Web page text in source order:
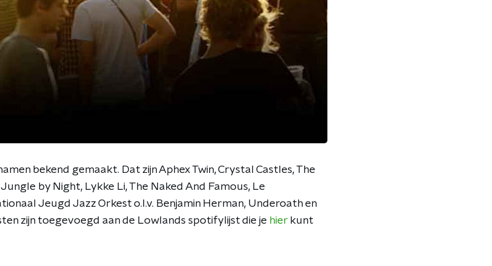
bekend gemaakt. Dat zijn Aphex Twin, Crystal Castles, The
by Night, Lykke Li, The Naked And Famous, Le
Jeugd Jazz Orkest o.l.v. Benjamin Herman, Underoath en
zijn toegevoegd aan de Lowlands spotifylijst die je hier kunt